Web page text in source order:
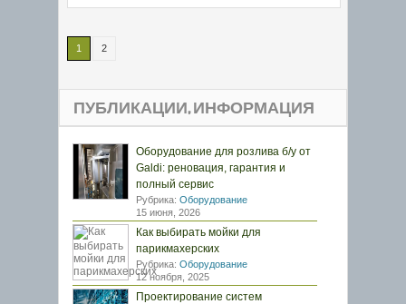
1 2
ПУБЛИКАЦИИ, ИНФОРМАЦИЯ
Оборудование для розлива б/у от
Galdi: реновация, гарантия и
полный сервис
Рубрика: Оборудование
15 июня, 2026
Как выбирать мойки для
парикмахерских
Рубрика: Оборудование
12 ноября, 2025
Проектирование систем